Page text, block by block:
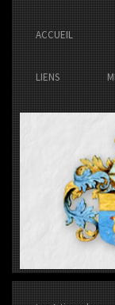
ACCUEIL
LIENS